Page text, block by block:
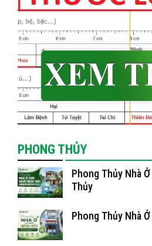
PHONG THỦY
Phong Thủy Nhà
Thủy
Phong Thủy Nhà